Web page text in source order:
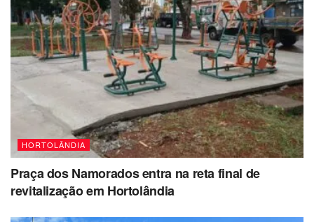
HORTOLÂNDIA
Praça dos Namorados entra na reta final de
revitalização em Hortolândia